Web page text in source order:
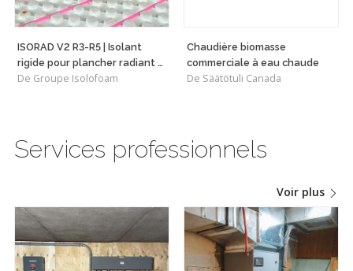
ISORAD V2 R3-R5 | Isolant
rigide pour plancher radiant à
l'étage
De Groupe Isolofoam
Chaudière biomasse
commerciale à eau chaude
De Säätötuli Canada
Services professionnels
Voir plus